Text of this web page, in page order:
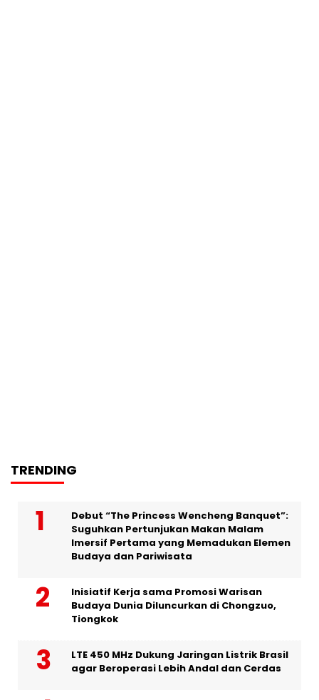
TRENDING
Debut “The Princess Wencheng Banquet”:
Suguhkan Pertunjukan Makan Malam
Imersif Pertama yang Memadukan Elemen
Budaya dan Pariwisata
Inisiatif Kerja sama Promosi Warisan
Budaya Dunia Diluncurkan di Chongzuo,
Tiongkok
LTE 450 MHz Dukung Jaringan Listrik Brasil
agar Beroperasi Lebih Andal dan Cerdas